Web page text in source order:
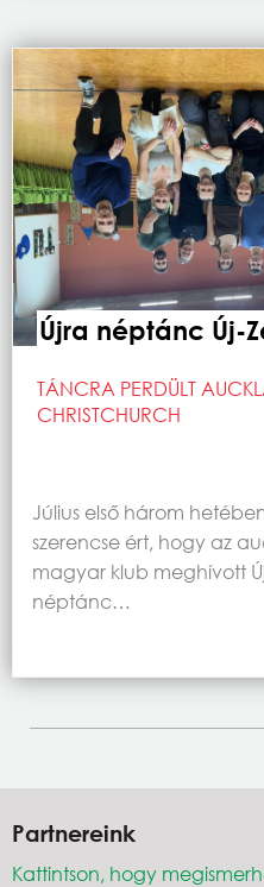
Újra néptánc Új-
TÁNCRA PERDÜLT
CHRISTCHURCH
Július első három
szerencse ért, hogy az
magyar klub meghívott
néptánc…
Partnereink
Kattintson, hogy